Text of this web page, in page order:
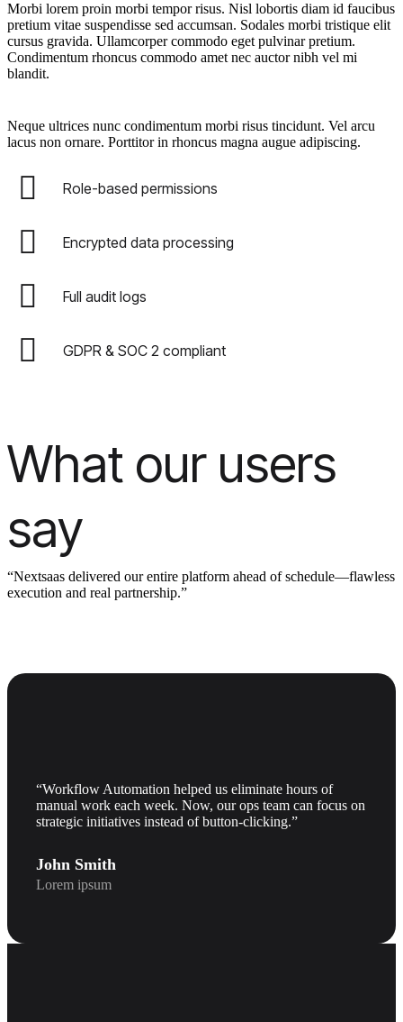
Morbi lorem proin morbi tempor risus. Nisl lobortis diam id faucibus
pretium vitae suspendisse sed accumsan. Sodales morbi tristique elit
cursus gravida. Ullamcorper commodo eget pulvinar pretium.
Condimentum rhoncus commodo amet nec auctor nibh vel mi
blandit.
Neque ultrices nunc condimentum morbi risus tincidunt. Vel arcu
lacus non ornare. Porttitor in rhoncus magna augue adipiscing.
Role-based permissions
Encrypted data processing
Full audit logs
GDPR & SOC 2 compliant
What our users
say
“Nextsaas delivered our entire platform ahead of schedule—flawless
execution and real partnership.”
“Workflow Automation helped us eliminate hours of
manual work each week. Now, our ops team can focus on
strategic initiatives instead of button-clicking.”
John Smith
Lorem ipsum